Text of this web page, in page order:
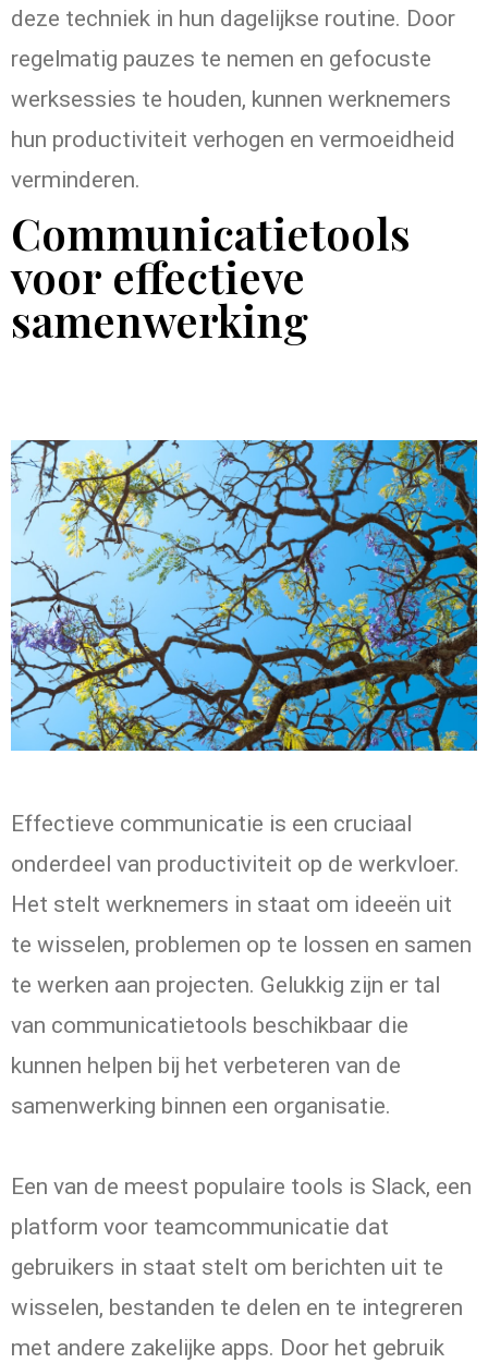
deze techniek in hun dagelijkse routine. Door
regelmatig pauzes te nemen en gefocuste
werksessies te houden, kunnen werknemers
hun productiviteit verhogen en vermoeidheid
verminderen.
Communicatietools
voor effectieve
samenwerking
Effectieve communicatie is een cruciaal
onderdeel van productiviteit op de werkvloer.
Het stelt werknemers in staat om ideeën uit
te wisselen, problemen op te lossen en samen
te werken aan projecten. Gelukkig zijn er tal
van communicatietools beschikbaar die
kunnen helpen bij het verbeteren van de
samenwerking binnen een organisatie.
Een van de meest populaire tools is Slack, een
platform voor teamcommunicatie dat
gebruikers in staat stelt om berichten uit te
wisselen, bestanden te delen en te integreren
met andere zakelijke apps. Door het gebruik